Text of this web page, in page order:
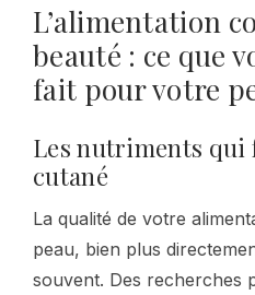
L’alimentation
beauté : ce que
fait pour votre
Les nutriments qui
cutané
La qualité de votre
peau, bien plus
souvent. Des recherches